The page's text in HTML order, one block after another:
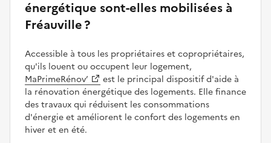
énergétique sont-elles mobilisées à
Fréauville ?
Accessible à tous les propriétaires et copropriétaires,
qu'ils louent ou occupent leur logement,
MaPrimeRénov’
est le principal dispositif d'aide à
la rénovation énergétique des logements. Elle finance
des travaux qui réduisent les consommations
d'énergie et améliorent le confort des logements en
hiver et en été.